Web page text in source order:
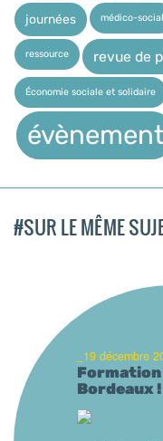
journées médico-social
ressource revue de
Économie sociale et solidaire
évènement
#SUR LE MÊME
_19 décembre
Formation
Bordeaux !